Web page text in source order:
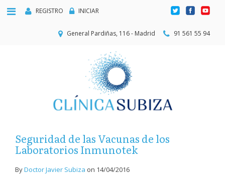
REGISTRO INICIAR
General Pardiñas, 116 - Madrid 91 561 55 94
Seguridad de las Vacunas de los
Laboratorios Inmunotek
ByDoctor Javier Subiza on 14/04/2016